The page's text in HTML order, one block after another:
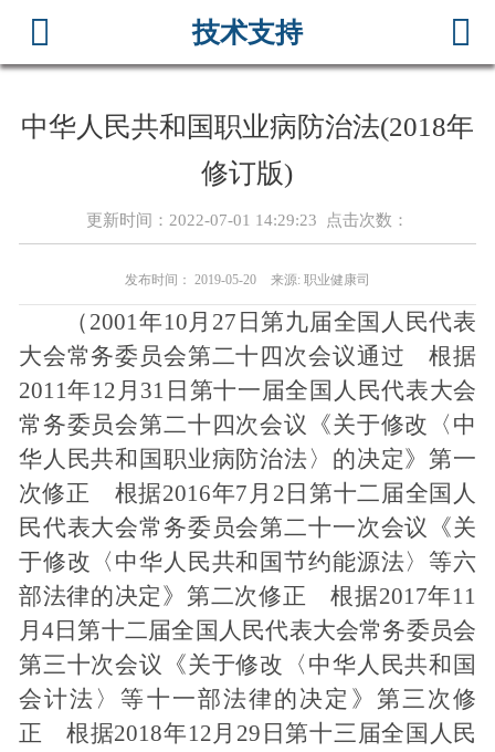
公示信息
服务项目
在线留言
服务承诺
技术支持
联系我们
进入旧版
 技术支持 
中华人民共和国职业病防治法(2018年
修订版)
更新时间：2022-07-01 14:29:23 点击次数：
发布时间： 2019-05-20 来源: 职业健康司
（2001年10月27日第九届全国人民代表
大会常务委员会第二十四次会议通过 根据
2011年12月31日第十一届全国人民代表大会
常务委员会第二十四次会议《关于修改〈中
华人民共和国职业病防治法〉的决定》第一
次修正 根据2016年7月2日第十二届全国人
民代表大会常务委员会第二十一次会议《关
于修改〈中华人民共和国节约能源法〉等六
部法律的决定》第二次修正 根据2017年11
月4日第十二届全国人民代表大会常务委员会
第三十次会议《关于修改〈中华人民共和国
会计法〉等十一部法律的决定》第三次修
正 根据2018年12月29日第十三届全国人民